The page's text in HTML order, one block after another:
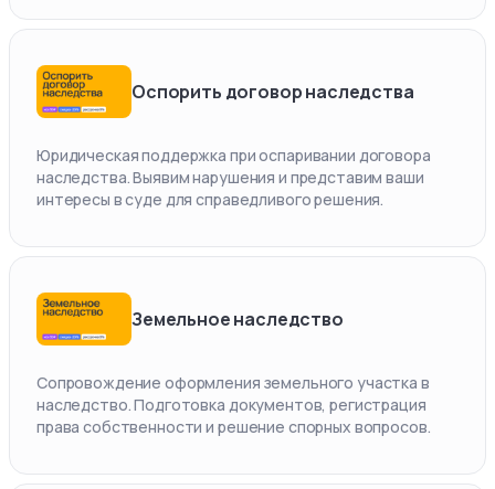
Оспорить договор наследства
Юридическая поддержка при оспаривании договора
наследства. Выявим нарушения и представим ваши
интересы в суде для справедливого решения.
Земельное наследство
Сопровождение оформления земельного участка в
наследство. Подготовка документов, регистрация
права собственности и решение спорных вопросов.